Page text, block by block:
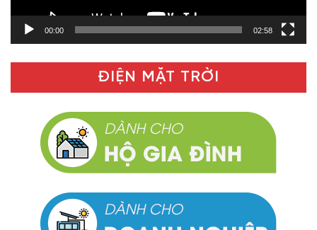
00:00 02:58
ĐIỆN MẶT TRỜI